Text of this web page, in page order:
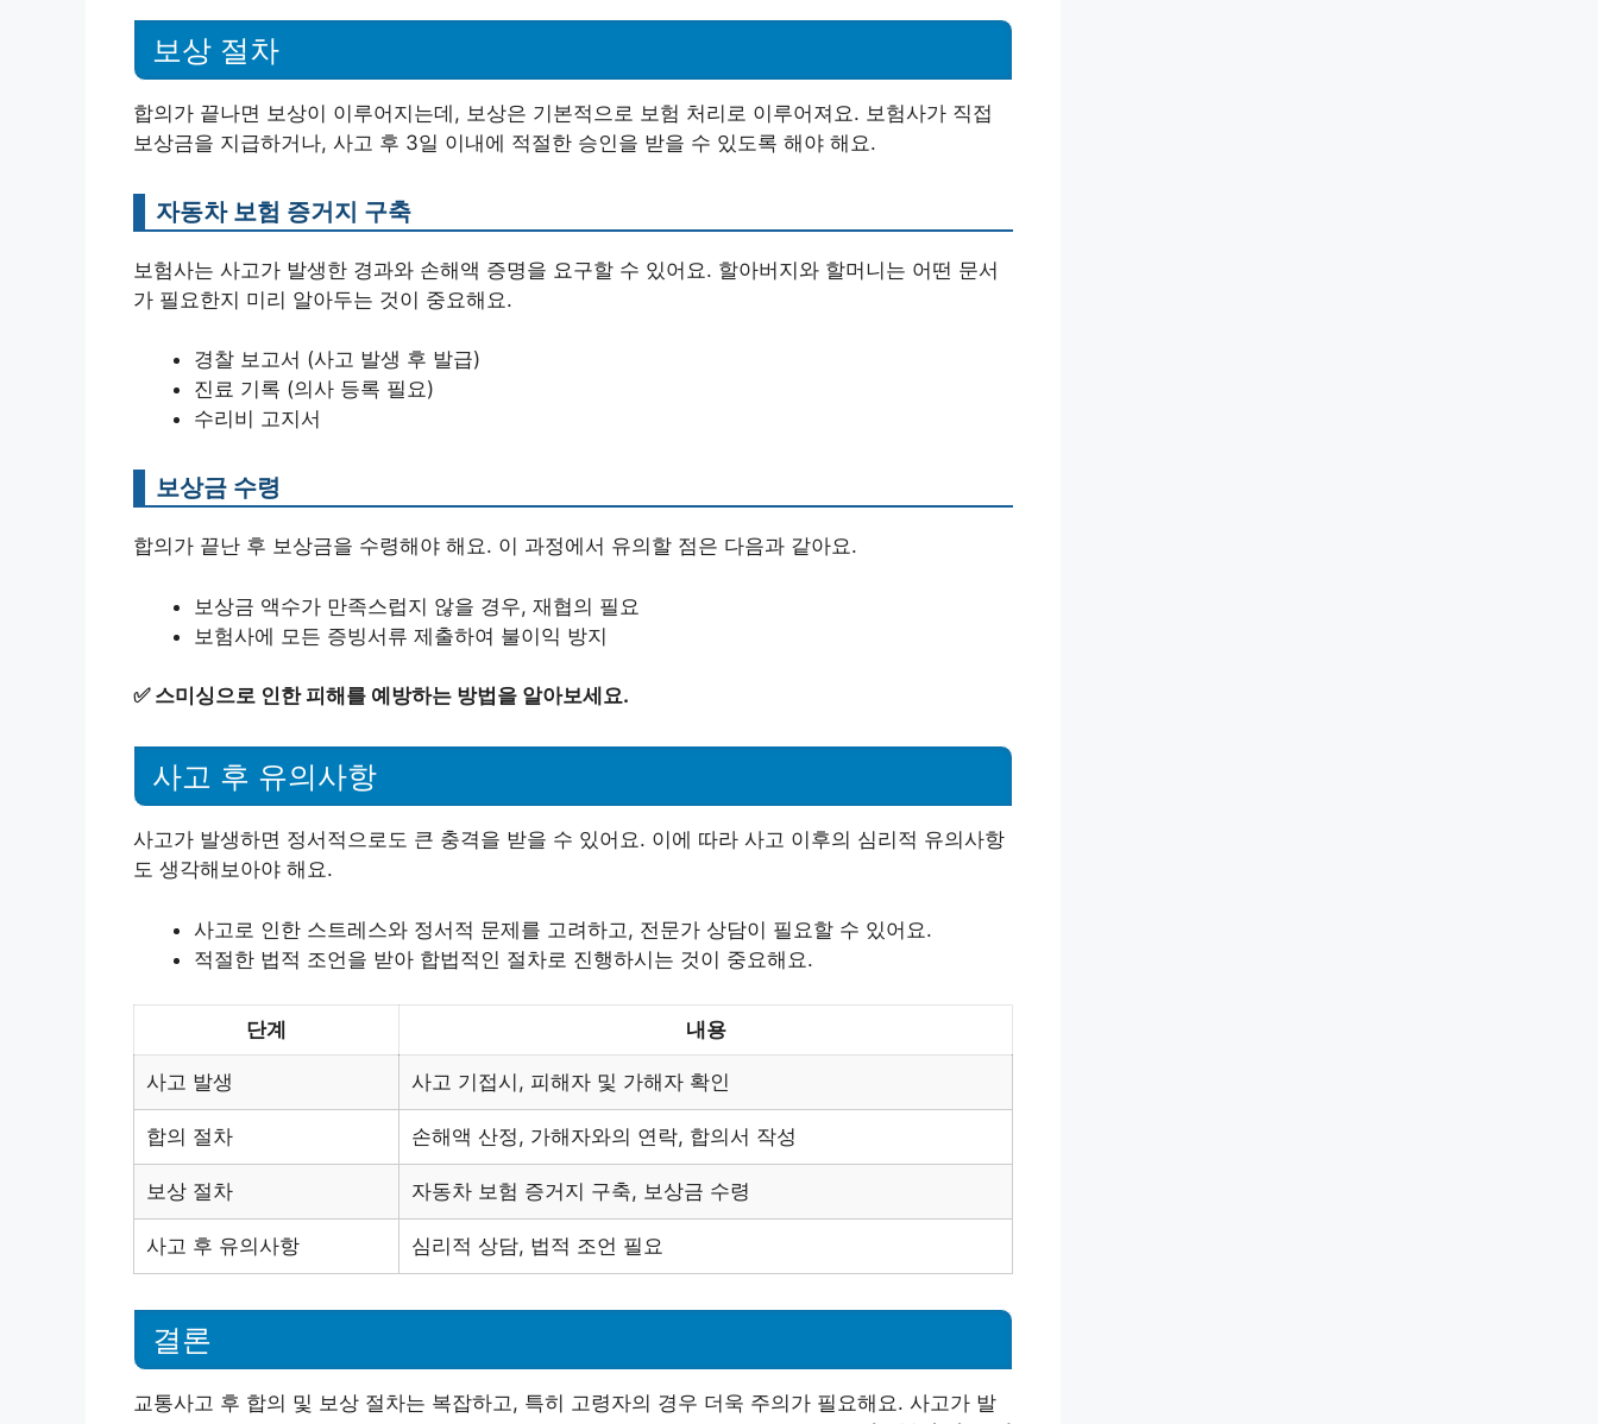
보상 절차
합의가 끝나면 보상이 이루어지는데, 보상은 기본적으로 보험 처리로 이루어져요. 보험사가 직접
보상금을 지급하거나, 사고 후 3일 이내에 적절한 승인을 받을 수 있도록 해야 해요.
자동차 보험 증거지 구축
보험사는 사고가 발생한 경과와 손해액 증명을 요구할 수 있어요. 할아버지와 할머니는 어떤 문서
가 필요한지 미리 알아두는 것이 중요해요.
경찰 보고서 (사고 발생 후 발급)
진료 기록 (의사 등록 필요)
수리비 고지서
보상금 수령
합의가 끝난 후 보상금을 수령해야 해요. 이 과정에서 유의할 점은 다음과 같아요.
보상금 액수가 만족스럽지 않을 경우, 재협의 필요
보험사에 모든 증빙서류 제출하여 불이익 방지
✅ 스미싱으로 인한 피해를 예방하는 방법을 알아보세요.
사고 후 유의사항
사고가 발생하면 정서적으로도 큰 충격을 받을 수 있어요. 이에 따라 사고 이후의 심리적 유의사항
도 생각해보아야 해요.
사고로 인한 스트레스와 정서적 문제를 고려하고, 전문가 상담이 필요할 수 있어요.
적절한 법적 조언을 받아 합법적인 절차로 진행하시는 것이 중요해요.
단계 내용
사고 발생 사고 기접시, 피해자 및 가해자 확인
합의 절차 손해액 산정, 가해자와의 연락, 합의서 작성
보상 절차 자동차 보험 증거지 구축, 보상금 수령
사고 후 유의사항 심리적 상담, 법적 조언 필요
결론
교통사고 후 합의 및 보상 절차는 복잡하고, 특히 고령자의 경우 더욱 주의가 필요해요. 사고가 발